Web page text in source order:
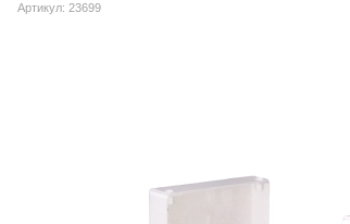
Артикул: 23699